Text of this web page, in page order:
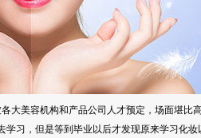
大美容机构和产品公司人才预定，场面堪
学习，但是等到毕业以后才发现原来学习化